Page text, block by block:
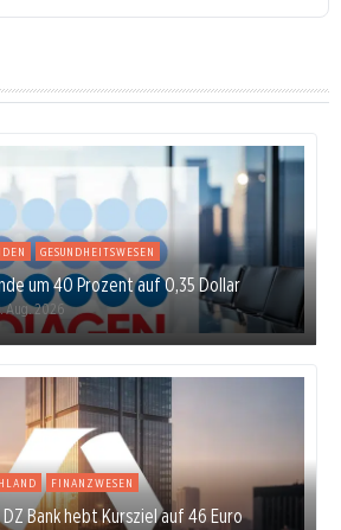
GESUNDHEITSWESEN
um 40 Prozent auf 0,35 Dollar
Aug. 2026
FINANZWESEN
Bank hebt Kursziel auf 46 Euro